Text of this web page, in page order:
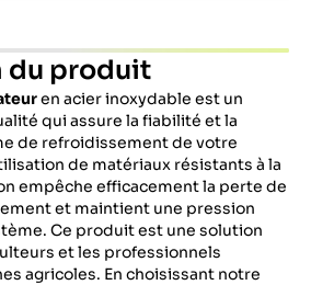
du produit
en acier inoxydable est un
qui assure la fiabilité et la
de refroidissement de votre
de matériaux résistants à la
empêche efficacement la perte de
et maintient une pression
Ce produit est une solution
et les professionnels
agricoles. En choisissant notre